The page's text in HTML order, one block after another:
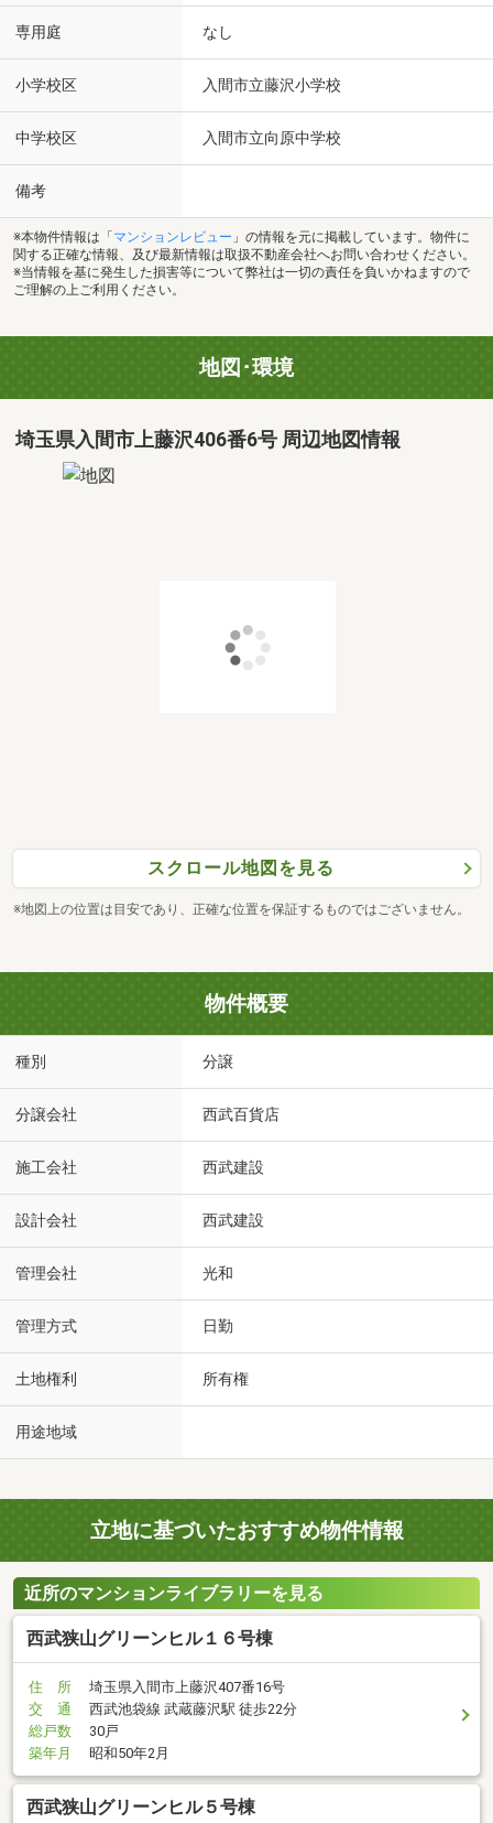
専用庭 なし
小学校区 入間市立藤沢小学校
中学校区 入間市立向原中学校
備考
※本物件情報は「 マンションレビュー 」の情報を元に掲載しています。物件に
関する正確な情報、及び最新情報は取扱不動産会社へお問い合わせください。
※当情報を基に発生した損害等について弊社は一切の責任を負いかねますので
ご理解の上ご利用ください。
地図･環境
埼玉県入間市上藤沢406番6号 周辺地図情報
スクロール地図を見る
※地図上の位置は目安であり、正確な位置を保証するものではございません。
物件概要
種別 分譲
分譲会社 西武百貨店
施工会社 西武建設
設計会社 西武建設
管理会社 光和
管理方式 日勤
土地権利 所有権
用途地域
立地に基づいたおすすめ物件情報
近所のマンションライブラリーを見る
西武狭山グリーンヒル１６号棟
住 所
埼玉県入間市上藤沢407番16号
交 通
西武池袋線 武蔵藤沢駅 徒歩22分
総戸数
30戸
築年月
昭和50年2月
西武狭山グリーンヒル５号棟